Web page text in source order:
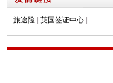
旅途险 英国签证中心